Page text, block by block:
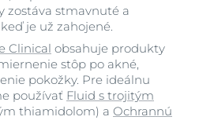
zostáva stmavnuté a
je už zahojené.
Clinical obsahuje produkty
stôp po akné,
pokožky. Pre ideálnu
používať Fluid s trojitým
thiamidolom) a Ochrannú